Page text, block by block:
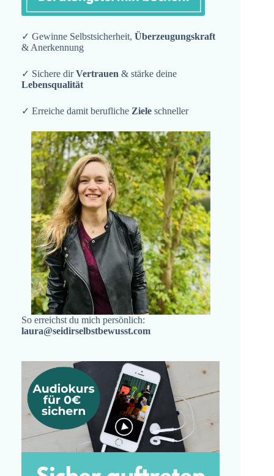
✓ Gewinne Selbstsicherheit, Überzeugungskraft
& Anerkennung
✓ Sichere dirVertrauen & stärke deine
Lebensqualität
✓ Erreiche damit berufliche Ziele schneller
So erreichst du mich persönlich:
laura@seidirselbstbewusst.com